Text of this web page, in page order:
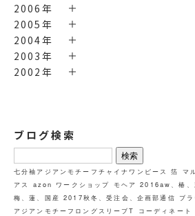
2006年
2005年
2004年
2003年
2002年
ブログ検索
検
索:
七分袖アジアンモチーフチャイナワンピース 箔 マ
アス
azon ワークショップ モヘア 2016aw、椿、
梅、蓮、国産 2017秋冬、受注会、企画部通信 ブラ
アジアンモチーフロングスリーブT
コーディネート